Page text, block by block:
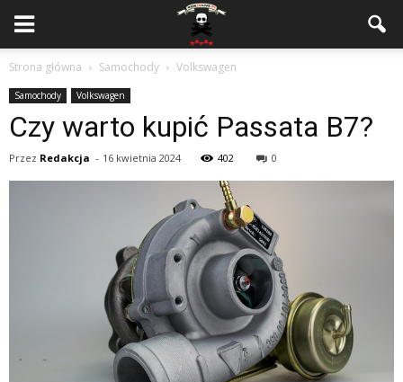
Strona główna Samochody Volkswagen
Samochody Volkswagen
Czy warto kupić Passata B7?
Przez Redakcja - 16 kwietnia 2024 402 0